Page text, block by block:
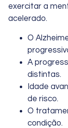
exercitar a
acelerado.
O
A
distintas.
Idade
de risco.
O
condição.